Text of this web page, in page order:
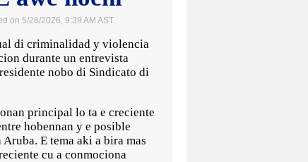
on 5/26/2026, 9:39 AM AST
di criminalidad y violencia
durante un entrevista
nobo di Sindicato di
principal lo ta e creciente
hobennan y e posible
E tema aki a bira mas
cu a conmociona